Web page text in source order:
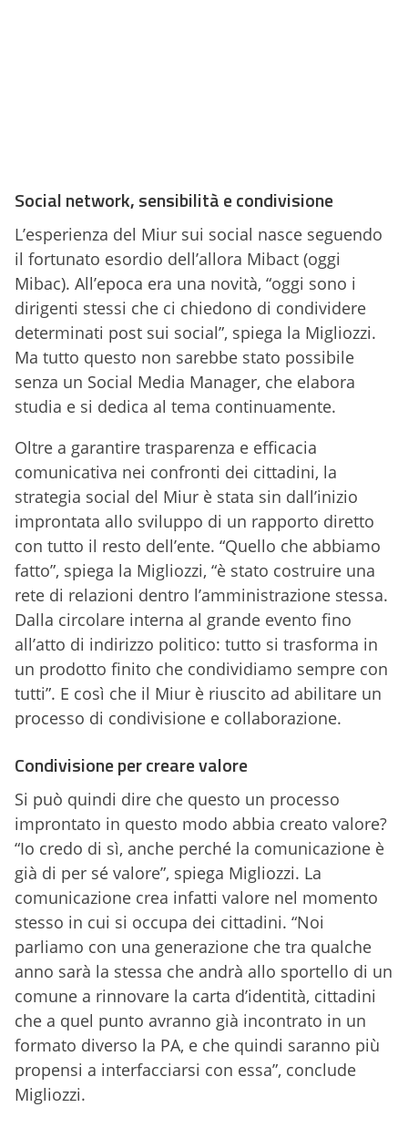
Social network, sensibilità e condivisione
L’esperienza del Miur sui social nasce seguendo
il fortunato esordio dell’allora Mibact (oggi
Mibac). All’epoca era una novità, “oggi sono i
dirigenti stessi che ci chiedono di condividere
determinati post sui social”, spiega la Migliozzi.
Ma tutto questo non sarebbe stato possibile
senza un Social Media Manager, che elabora
studia e si dedica al tema continuamente.
Oltre a garantire trasparenza e efficacia
comunicativa nei confronti dei cittadini, la
strategia social del Miur è stata sin dall’inizio
improntata allo sviluppo di un rapporto diretto
con tutto il resto dell’ente. “Quello che abbiamo
fatto”, spiega la Migliozzi, “è stato costruire una
rete di relazioni dentro l’amministrazione stessa.
Dalla circolare interna al grande evento fino
all’atto di indirizzo politico: tutto si trasforma in
un prodotto finito che condividiamo sempre con
tutti”. E così che il Miur è riuscito ad abilitare un
processo di condivisione e collaborazione.
Condivisione per creare valore
Si può quindi dire che questo un processo
improntato in questo modo abbia creato valore?
“Io credo di sì, anche perché la comunicazione è
già di per sé valore”, spiega Migliozzi. La
comunicazione crea infatti valore nel momento
stesso in cui si occupa dei cittadini. “Noi
parliamo con una generazione che tra qualche
anno sarà la stessa che andrà allo sportello di un
comune a rinnovare la carta d’identità, cittadini
che a quel punto avranno già incontrato in un
formato diverso la PA, e che quindi saranno più
propensi a interfacciarsi con essa”, conclude
Migliozzi.